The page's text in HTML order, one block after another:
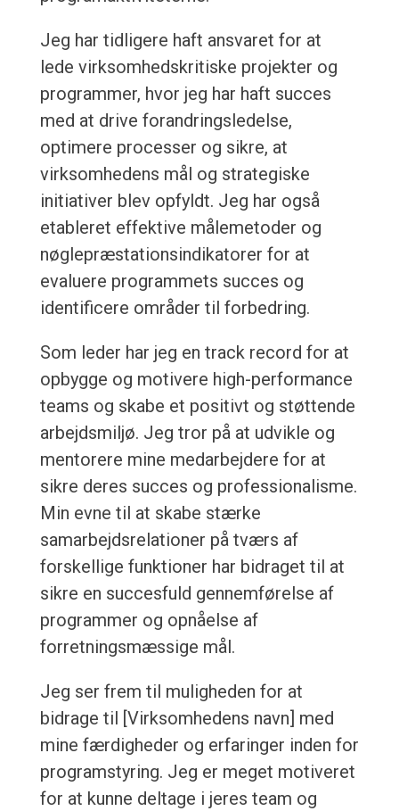
Jeg har tidligere haft ansvaret for at
lede virksomhedskritiske projekter og
programmer, hvor jeg har haft succes
med at drive forandringsledelse,
optimere processer og sikre, at
virksomhedens mål og strategiske
initiativer blev opfyldt. Jeg har også
etableret effektive målemetoder og
nøglepræstationsindikatorer for at
evaluere programmets succes og
identificere områder til forbedring.
Som leder har jeg en track record for at
opbygge og motivere high-performance
teams og skabe et positivt og støttende
arbejdsmiljø. Jeg tror på at udvikle og
mentorere mine medarbejdere for at
sikre deres succes og professionalisme.
Min evne til at skabe stærke
samarbejdsrelationer på tværs af
forskellige funktioner har bidraget til at
sikre en succesfuld gennemførelse af
programmer og opnåelse af
forretningsmæssige mål.
Jeg ser frem til muligheden for at
bidrage til [Virksomhedens navn] med
mine færdigheder og erfaringer inden for
programstyring. Jeg er meget motiveret
for at kunne deltage i jeres team og